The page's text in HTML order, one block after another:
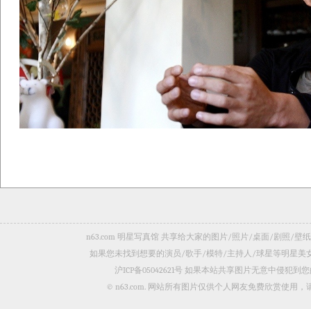
n63.com 明星写真馆 共享给大家的图片/照片/桌面/剧照/壁
如果您未找到想要的演员/歌手/模特/主持人/球星等明星美
沪ICP备05042621号 如果本站共享图片无意中侵犯到
© n63.com. 网站所有图片仅供个人网友免费欣赏使用